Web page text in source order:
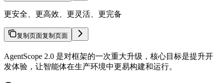
更安全、更高效、更灵活、更完备
复制页面复制页面
AgentScope 2.0 是对框架的一次重大升级，核心目标是提升开
发体验，让智能体在生产环境中更易构建和运行。